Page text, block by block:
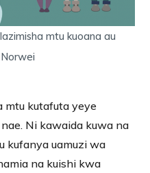
mtu kuoana au
mtu kutafuta yeye
Ni kawaida kuwa na
kufanya uamuzi wa
na kuishi kwa